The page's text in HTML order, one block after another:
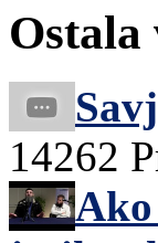
Ostala
14262
Ako